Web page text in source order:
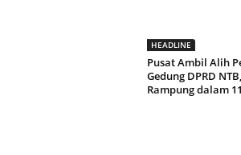
HEADLINE
Pusat Ambil Alih
Gedung DPRD
Rampung dalam